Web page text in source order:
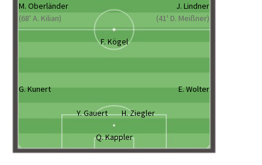
M. Oberländer
(68' A. Kilian)
J. Lindner
(41' D. Meißner)
F. Kögel
G. Kunert E. Wolter
Y. Gauert H. Ziegler
Q. Kappler